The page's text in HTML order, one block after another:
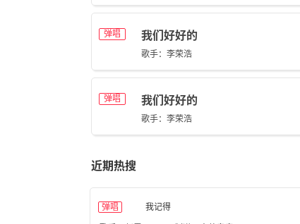
弹唱 我们好好的
歌手：李荣浩
弹唱 我们好好的
歌手：李荣浩
近期热搜
弹唱 我记得